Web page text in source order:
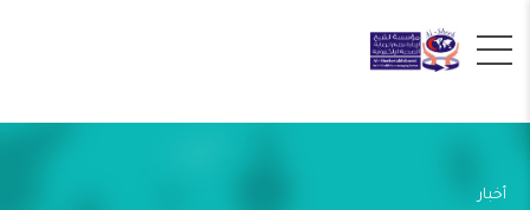
أخبار